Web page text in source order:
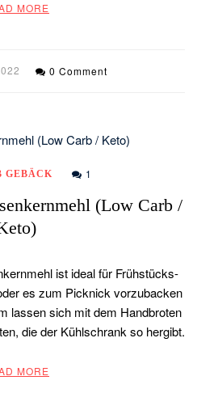
MORE
0 Comment
GEBÄCK 1
(Low Carb /
ist ideal für Frühstücks-
es zum Picknick vorzubacken
lassen sich mit dem Handbroten
die der Kühlschrank so hergibt.
MORE